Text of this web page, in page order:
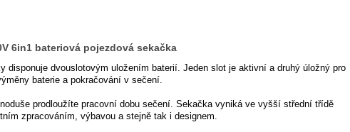
6in1 bateriová pojezdová sekačka
disponuje dvouslotovým uložením baterií. Jeden slot je aktivní a druhý úložný pro
baterie a pokračování v sečení.
prodloužíte pracovní dobu sečení. Sekačka vyniká ve vyšší střední třídě
zpracováním, výbavou a stejně tak i designem.